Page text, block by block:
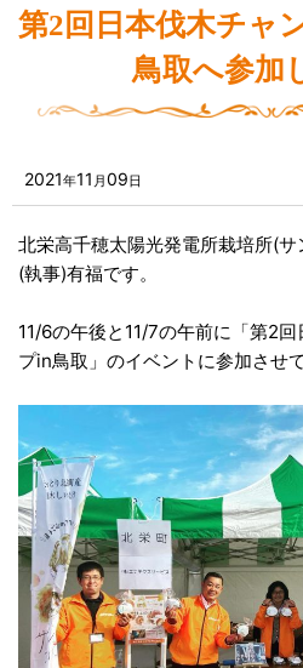
第2回日本伐木チャ
鳥取へ参加
2021年11 月09日
北栄高千穂太陽光発電所栽培所(
(執事)有福です。
11/6の午後と11/7の午前に「第2
プin鳥取」のイベントに参加させ